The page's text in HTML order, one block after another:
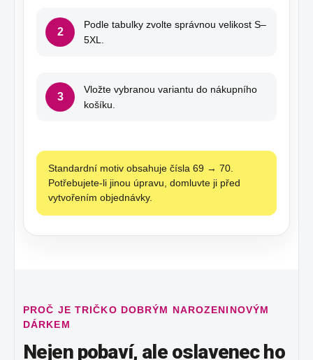
2
Podle tabulky zvolte správnou velikost S–
5XL.
3
Vložte vybranou variantu do nákupního
košíku.
Standardní motiv obsahuje čísla 69 → 70.
Potřebujete-li jinou úpravu, domluvte ji před
vytvořením objednávky.
PROČ JE TRIČKO DOBRÝM NAROZENINOVÝM
DÁRKEM
Nejen pobaví, ale oslavenec ho